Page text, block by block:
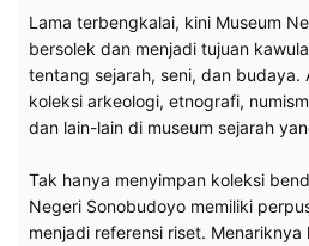
Lama terbengkalai, kini Museum
bersolek dan menjadi tujuan
tentang sejarah, seni, dan budaya.
koleksi arkeologi, etnografi,
dan lain-lain di museum sejarah
Tak hanya menyimpan koleksi
Negeri Sonobudoyo memiliki
menjadi referensi riset. Menariknya